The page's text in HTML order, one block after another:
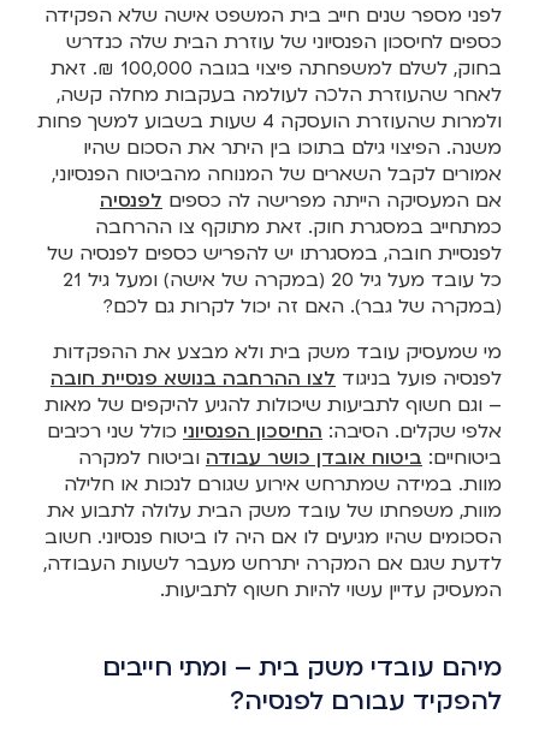
לפני מספר שנים חייב בית המשפט אישה שלא הפקידה
כספים לחיסכון הפנסיוני של עוזרת הבית שלה כנדרש
בחוק, לשלם למשפחתה פיצוי בגובה 100,000 ₪. זאת
לאחר שהעוזרת הלכה לעולמה בעקבות מחלה קשה,
ולמרות שהעוזרת הועסקה 4 שעות בשבוע למשך פחות
משנה. הפיצוי גילם בתוכו בין היתר את הסכום שהיו
אמורים לקבל השארים של המנוחה מהביטוח הפנסיוני,
אם המעסיקה הייתה מפרישה לה כספים לפנסיה
כמתחייב במסגרת חוק. זאת מתוקף צו ההרחבה
לפנסיית חובה, במסגרתו יש להפריש כספים לפנסיה של
כל עובד מעל גיל 20 (במקרה של אישה) ומעל גיל 21
(במקרה של גבר). האם זה יכול לקרות גם לכם?
מי שמעסיק עובד משק בית ולא מבצע את ההפקדות
לפנסיה פועל בניגוד לצו ההרחבה בנושא פנסיית חובה
– וגם חשוף לתביעות שיכולות להגיע להיקפים של מאות
אלפי שקלים. הסיבה: החיסכון הפנסיוני כולל שני רכיבים
ביטוחיים: ביטוח אובדן כושר עבודה וביטוח למקרה
מוות. במידה שמתרחש אירוע שגורם לנכות או חלילה
מוות, משפחתו של עובד משק הבית עלולה לתבוע את
הסכומים שהיו מגיעים לו אם היה לו ביטוח פנסיוני. חשוב
לדעת שגם אם המקרה יתרחש מעבר לשעות העבודה,
המעסיק עדיין עשוי להיות חשוף לתביעות.
מיהם עובדי משק בית – ומתי חייבים
להפקיד עבורם לפנסיה?